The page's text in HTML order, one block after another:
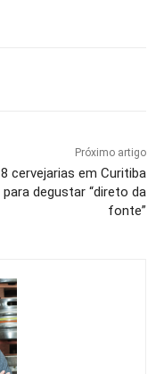
Próximo artigo
8 cervejarias em Curitiba
para degustar “direto da
fonte”